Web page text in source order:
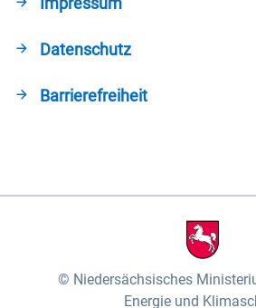
Datenschutz
Barrierefreiheit
Niedersächsisches
Energie und